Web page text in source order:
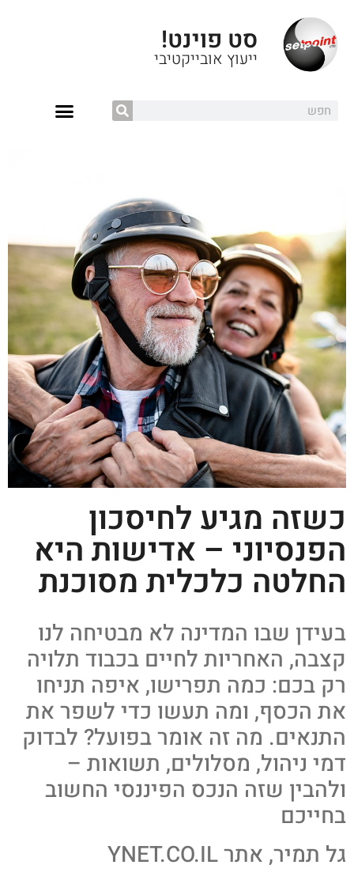
סט פוינט!
ייעוץ אובייקטיבי
כשזה מגיע לחיסכון
הפנסיוני – אדישות היא
החלטה כלכלית מסוכנת
בעידן שבו המדינה לא מבטיחה לנו
קצבה, האחריות לחיים בכבוד תלויה
רק בכם: כמה תפרישו, איפה תניחו
את הכסף, ומה תעשו כדי לשפר את
התנאים. מה זה אומר בפועל? לבדוק
דמי ניהול, מסלולים, תשואות –
ולהבין שזה הנכס הפיננסי החשוב
בחייכם
גל תמיר, אתר YNET.CO.IL